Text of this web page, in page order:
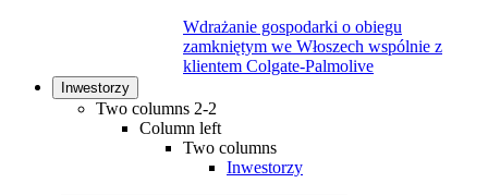
Wdrażanie gospodarki o obiegu
zamkniętym we Włoszech wspólnie z
klientem Colgate-Palmolive
Inwestorzy
Two columns 2-2
Column left
Two columns
Inwestorzy